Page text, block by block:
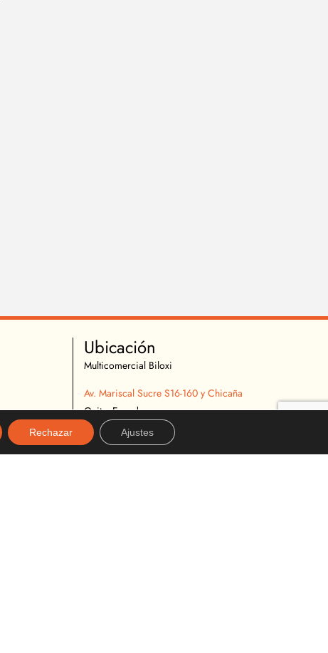
Ubicación
Multicomercial Biloxi
Av. Mariscal Sucre S16-160 y Chicaña
Quito, Ecuador
02 2627 540
096 296 9642
Rechazar Ajustes